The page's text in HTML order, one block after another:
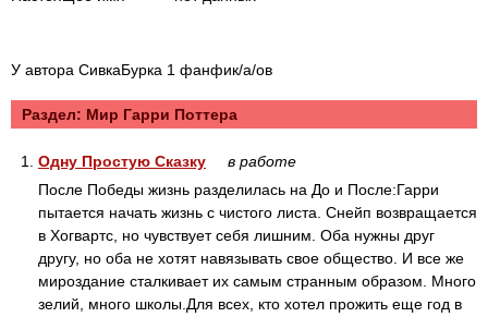
У автора СивкаБурка 1 фанфик/а/ов
Раздел: Mир Гарри Поттера
1. Одну Простую Сказку
в работе
После Победы жизнь разделилась на До и После:Гарри
пытается начать жизнь с чистого листа. Снейп возвращается
в Хогвартс, но чувствует себя лишним. Оба нужны друг
другу, но оба не хотят навязывать свое общество. И все же
мироздание сталкивает их самым странным образом. Много
зелий, много школы.Для всех, кто хотел прожить еще год в